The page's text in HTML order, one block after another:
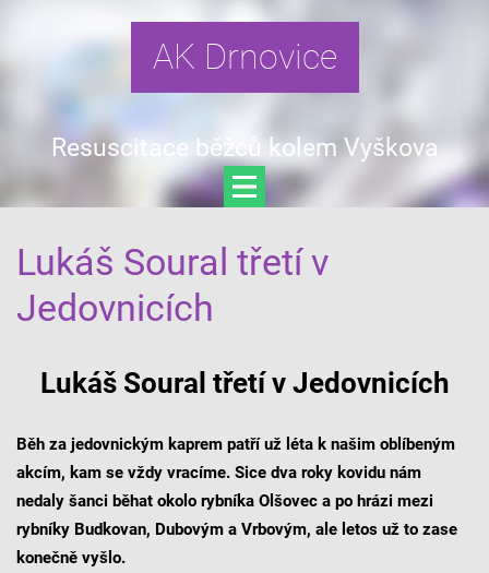
AK Drnovice
Resuscitace běžců kolem Vyškova
Lukáš Soural třetí v
Jedovnicích
Lukáš Soural třetí v Jedovnicích
Běh za jedovnickým kaprem patří už léta k našim oblíbeným
akcím, kam se vždy vracíme. Sice dva roky kovidu nám
nedaly šanci běhat okolo rybníka Olšovec a po hrázi mezi
rybníky Budkovan, Dubovým a Vrbovým, ale letos už to zase
konečně vyšlo.